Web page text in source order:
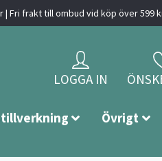
| Fri frakt till ombud vid köp över 599
LOGGA IN
Övrigt